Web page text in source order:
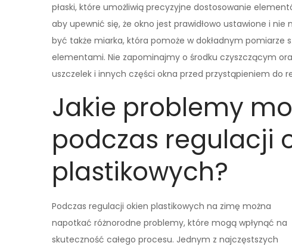
płaski, które umożliwią precyzyjne dostosowanie
aby upewnić się, że okno jest prawidłowo ustawione i
być także miarka, która pomoże w dokładnym pomiarze
elementami. Nie zapominajmy o środku czyszczącym
uszczelek i innych części okna przed przystąpieniem do
Jakie problemy
podczas regulacji
plastikowych?
Podczas regulacji okien plastikowych na zimę można
napotkać różnorodne problemy, które mogą wpłynąć na
skuteczność całego procesu. Jednym z najczęstszych